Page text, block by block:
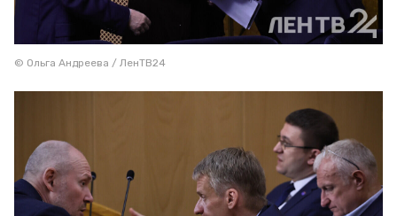
© Ольга Андреева / ЛенТВ24